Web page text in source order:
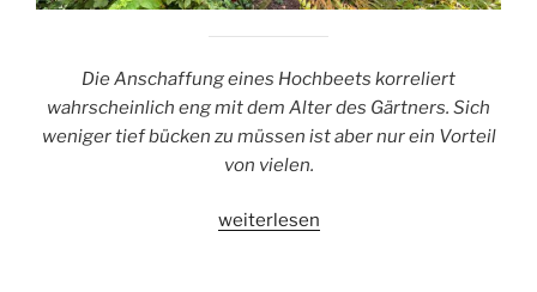
Die Anschaffung eines Hochbeets korreliert
wahrscheinlich eng mit dem Alter des Gärtners. Sich
weniger tief bücken zu müssen ist aber nur ein Vorteil
von vielen.
„Das
weiterlesen